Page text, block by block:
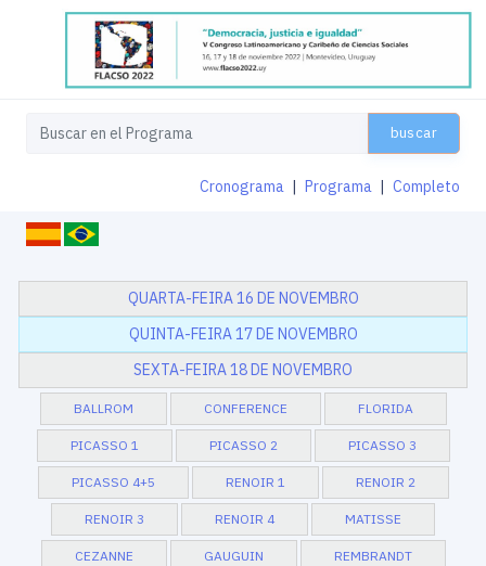
buscar
Cronograma | Programa | Completo
QUARTA-FEIRA 16 DE NOVEMBRO
QUINTA-FEIRA 17 DE NOVEMBRO
SEXTA-FEIRA 18 DE NOVEMBRO
BALLROM CONFERENCE FLORIDA
PICASSO 1 PICASSO 2 PICASSO 3
PICASSO 4+5 RENOIR 1 RENOIR 2
RENOIR 3 RENOIR 4 MATISSE
CEZANNE GAUGUIN REMBRANDT